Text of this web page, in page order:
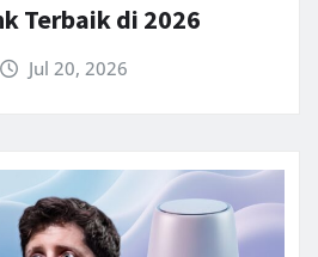
Terbaik di 2026
Jul 20, 2026